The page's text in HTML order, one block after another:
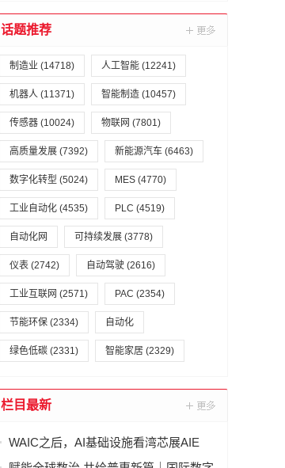
话题推荐
制造业 (14718) 人工智能 (12241)
机器人 (11371) 智能制造 (10457)
传感器 (10024) 物联网 (7801)
高质量发展 (7392) 新能源汽车 (6463)
数字化转型 (5024) MES (4770)
工业自动化 (4535) PLC (4519)
自动化网 可持续发展 (3778)
仪表 (2742) 自动驾驶 (2616)
工业互联网 (2571) PAC (2354)
节能环保 (2334) 自动化
绿色低碳 (2331) 智能家居 (2329)
栏目最新
WAIC之后，AI基础设施看湾芯展AIE